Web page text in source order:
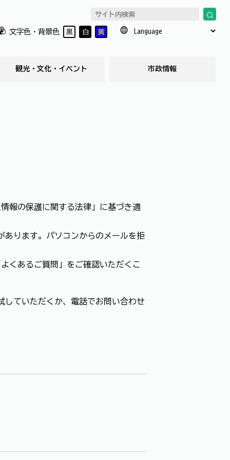
文字色・背景色 黒 白 黄
観光・文化・イベント 市政情報
報の保護に関する法律」に基づき適
あります。パソコンからのメールを拒
くあるご質問」をご確認いただくこ
ていただくか、電話でお問い合わせ